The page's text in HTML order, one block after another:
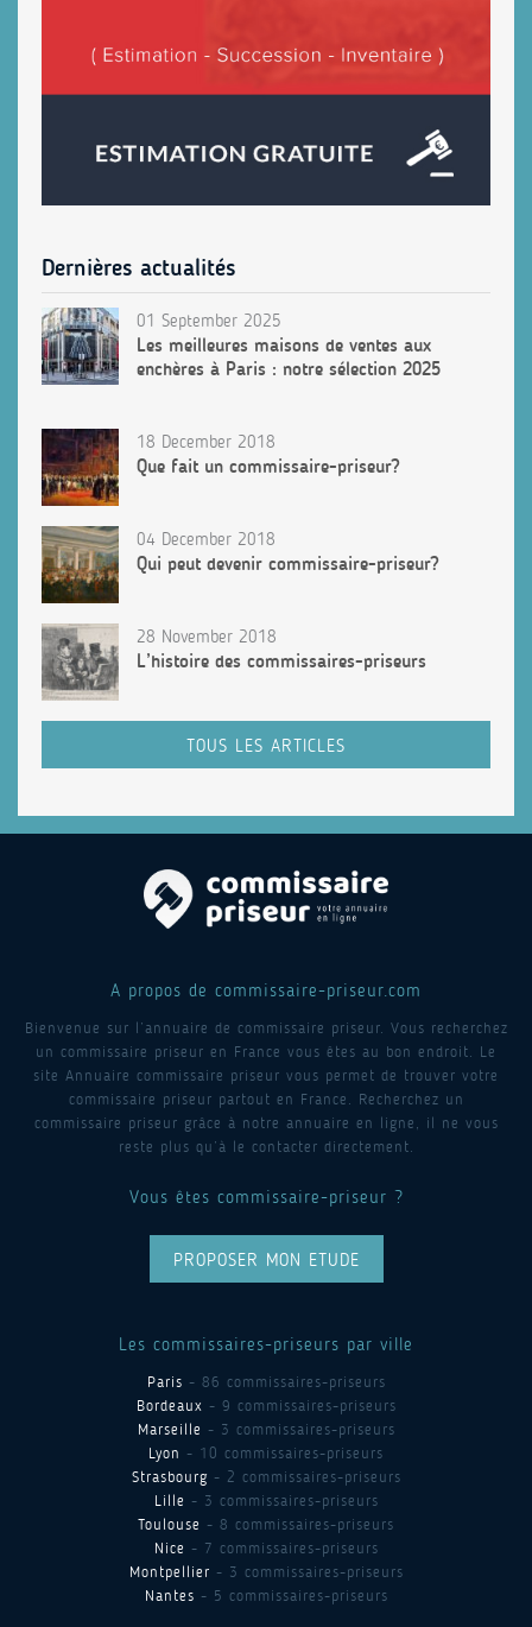
Dernières actualités
01 September 2025
Les meilleures maisons de ventes aux
enchères à Paris : notre sélection 2025
18 December 2018
Que fait un commissaire-priseur?
04 December 2018
Qui peut devenir commissaire-priseur?
28 November 2018
L’histoire des commissaires-priseurs
TOUS LES ARTICLES
A propos de commissaire-priseur.com
Bienvenue sur l’annuaire de commissaire priseur. Vous recherchez
un commissaire priseur en France vous êtes au bon endroit. Le
site Annuaire commissaire priseur vous permet de trouver votre
commissaire priseur partout en France. Recherchez un
commissaire priseur grâce à notre annuaire en ligne, il ne vous
reste plus qu’à le contacter directement.
Vous êtes commissaire-priseur ?
PROPOSER MON ETUDE
Les commissaires-priseurs par ville
Paris - 86 commissaires-priseurs
Bordeaux - 9 commissaires-priseurs
Marseille - 3 commissaires-priseurs
Lyon - 10 commissaires-priseurs
Strasbourg - 2 commissaires-priseurs
Lille - 3 commissaires-priseurs
Toulouse - 8 commissaires-priseurs
Nice - 7 commissaires-priseurs
Montpellier - 3 commissaires-priseurs
Nantes - 5 commissaires-priseurs